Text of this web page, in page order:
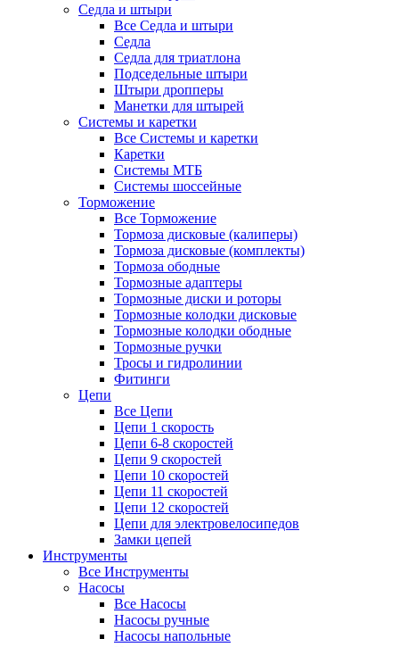
Седла и штыри
Все Седла и штыри
Седла
Седла для триатлона
Подседельные штыри
Штыри дропперы
Манетки для штырей
Системы и каретки
Все Системы и каретки
Каретки
Системы МТБ
Системы шоссейные
Торможение
Все Торможение
Тормоза дисковые (калиперы)
Тормоза дисковые (комплекты)
Тормоза ободные
Тормозные адаптеры
Тормозные диски и роторы
Тормозные колодки дисковые
Тормозные колодки ободные
Тормозные ручки
Тросы и гидролинии
Фитинги
Цепи
Все Цепи
Цепи 1 скорость
Цепи 6-8 скоростей
Цепи 9 скоростей
Цепи 10 скоростей
Цепи 11 скоростей
Цепи 12 скоростей
Цепи для электровелосипедов
Замки цепей
Инструменты
Все Инструменты
Насосы
Все Насосы
Насосы ручные
Насосы напольные